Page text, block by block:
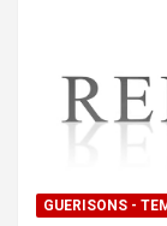
GUERISONS -